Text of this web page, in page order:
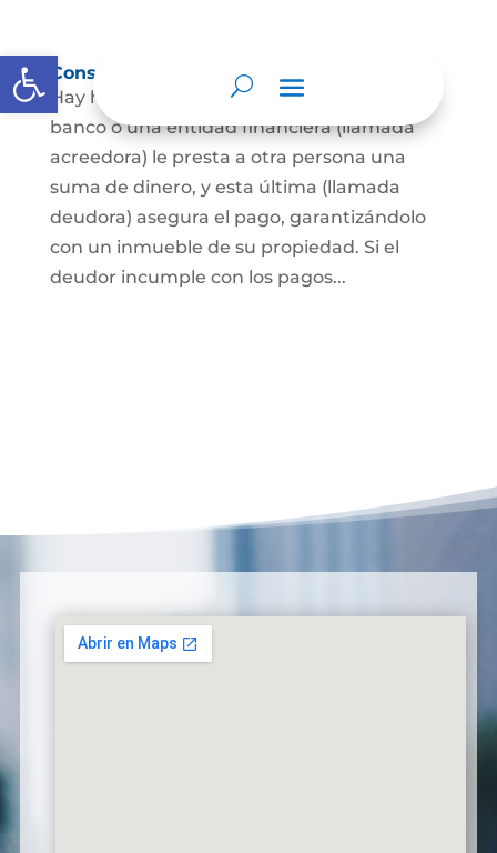
Abrir barra de herramientas
Constitución de hipoteca
Hay hipoteca cuando una persona, o un
banco o una entidad financiera (llamada
acreedora) le presta a otra persona una
suma de dinero, y esta última (llamada
deudora) asegura el pago, garantizándolo
con un inmueble de su propiedad. Si el
deudor incumple con los pagos...